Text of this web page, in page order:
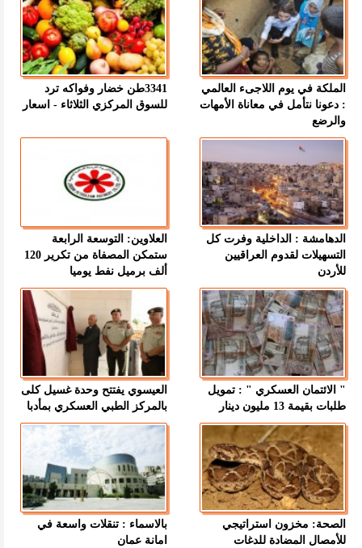
الملكة في يوم اللاجىء العالمي
: دعونا نتأمل في معاناة الأمهات
والرضع
3341طن خضار وفواكه ترد
للسوق المركزي الثلاثاء - اسعار
الدهامشة : الداخلية وفرت كل
التسهيلات لقدوم العراقيين
للأردن
العلاوين: التوسعة الرابعة
ستمكن المصفاة من تكرير 120
ألف برميل نفط يوميا
" الائتمان العسكري " : تمويل
طلبات بقيمة 13 مليون دينار
العيسوي يفتتح وحدة غسيل كلى
بالمركز الطبي العسكري بمأدبا
الصحة: مخزون استراتيجي
للأمصال المضادة للدغات
بالاسماء : تنقلات واسعة في
امانة عمان